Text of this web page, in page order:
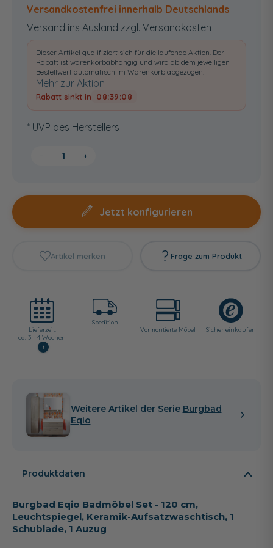
Versandkostenfrei innerhalb Deutschlands
Versand ins Ausland zzgl. Versandkosten
Dieser Artikel qualifiziert sich für die laufende Aktion. Der
Rabatt ist warenkorbabhängig und wird ab dem jeweiligen
Bestellwert automatisch im Warenkorb abgezogen.
Mehr zur Aktion
Rabatt sinkt in 08:39:07
* UVP des Herstellers
+
Jetzt konfigurieren
Artikel merken Frage zum Produkt
Lieferzeit:
ca. 3 - 4 Wochen
i
Spedition
Vormontierte Möbel
Sicher einkaufen
Weitere Artikel der Serie Burgbad
Eqio
Produktdaten
Burgbad Eqio Badmöbel Set - 120 cm,
Leuchtspiegel, Keramik-Aufsatzwaschtisch, 1
Schublade, 1 Auzug